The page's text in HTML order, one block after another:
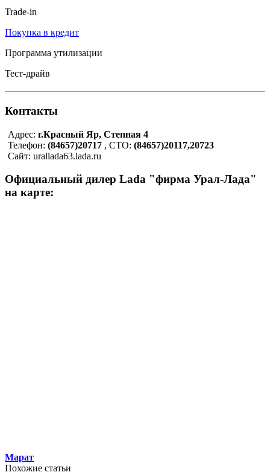
Trade-in
Покупка в кредит
Программа утилизации
Тест-драйв
Контакты
Адрес: г.Красный Яр, Степная 4
Телефон: (84657)20717 , СТО: (84657)20117,20723
Сайт: urallada63.lada.ru
Официальный дилер Lada "фирма Урал-Лада"
на карте:
Марат
Похожие статьи